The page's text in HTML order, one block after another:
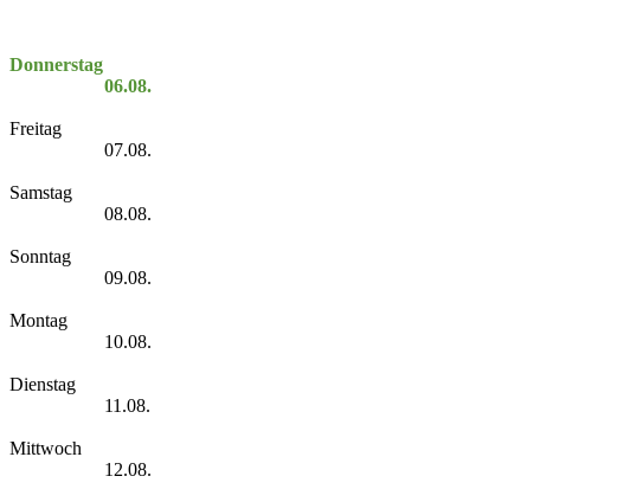
Donnerstag
06.08.
Freitag
07.08.
Samstag
08.08.
Sonntag
09.08.
Montag
10.08.
Dienstag
11.08.
Mittwoch
12.08.